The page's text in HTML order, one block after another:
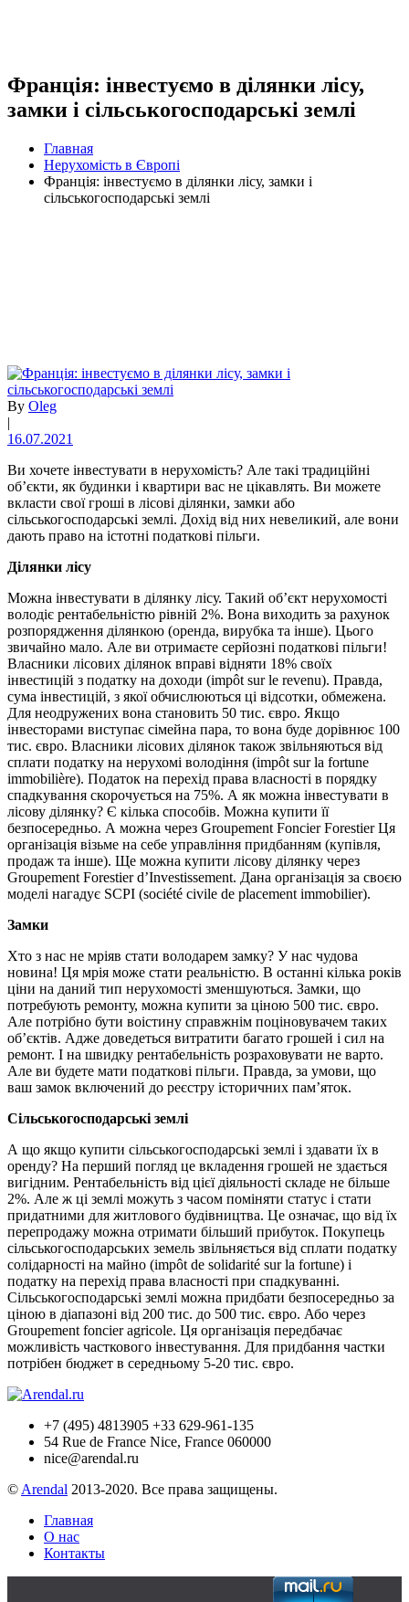
Франція: інвестуємо в ділянки лісу,
замки і сільськогосподарські землі
Главная
Нерухомість в Європі
Франція: інвестуємо в ділянки лісу, замки і
сільськогосподарські землі
By Oleg
|
16.07.2021
Ви хочете інвестувати в нерухомість? Але такі традиційні
об’єкти, як будинки і квартири вас не цікавлять. Ви можете
вкласти свої гроші в лісові ділянки, замки або
сільськогосподарські землі. Дохід від них невеликий, але вони
дають право на істотні податкові пільги.
Ділянки лісу
Можна інвестувати в ділянку лісу. Такий об’єкт нерухомості
володіє рентабельністю рівній 2%. Вона виходить за рахунок
розпорядження ділянкою (оренда, вирубка та інше). Цього
звичайно мало. Але ви отримаєте серйозні податкові пільги!
Власники лісових ділянок вправі відняти 18% своїх
інвестицій з податку на доходи (impôt sur le revenu). Правда,
сума інвестицій, з якої обчислюються ці відсотки, обмежена.
Для неодружених вона становить 50 тис. євро. Якщо
інвесторами виступає сімейна пара, то вона буде дорівнює 100
тис. євро. Власники лісових ділянок також звільняються від
сплати податку на нерухомі володіння (impôt sur la fortune
immobilière). Податок на перехід права власності в порядку
спадкування скорочується на 75%. А як можна інвестувати в
лісову ділянку? Є кілька способів. Можна купити її
безпосередньо. А можна через Groupement Foncier Forestier Ця
організація візьме на себе управління придбанням (купівля,
продаж та інше). Ще можна купити лісову ділянку через
Groupement Forestier d’Investissement. Дана організація за своєю
моделі нагадує SCPI (société civile de placement immobilier).
Замки
Хто з нас не мріяв стати володарем замку? У нас чудова
новина! Ця мрія може стати реальністю. В останні кілька років
ціни на даний тип нерухомості зменшуються. Замки, що
потребують ремонту, можна купити за ціною 500 тис. євро.
Але потрібно бути воістину справжнім поціновувачем таких
об’єктів. Адже доведеться витратити багато грошей і сил на
ремонт. І на швидку рентабельність розраховувати не варто.
Але ви будете мати податкові пільги. Правда, за умови, що
ваш замок включений до реєстру історичних пам’яток.
Сільськогосподарські землі
А що якщо купити сільськогосподарські землі і здавати їх в
оренду? На перший погляд це вкладення грошей не здається
вигідним. Рентабельність від цієї діяльності складе не більше
2%. Але ж ці землі можуть з часом поміняти статус і стати
придатними для житлового будівництва. Це означає, що від їх
перепродажу можна отримати більший прибуток. Покупець
сільськогосподарських земель звільняється від сплати податку
солідарності на майно (impôt de solidarité sur la fortune) і
податку на перехід права власності при спадкуванні.
Сільськогосподарські землі можна придбати безпосередньо за
ціною в діапазоні від 200 тис. до 500 тис. євро. Або через
Groupement foncier agricole. Ця організація передбачає
можливість часткового інвестування. Для придбання частки
потрібен бюджет в середньому 5-20 тис. євро.
+7 (495) 4813905 +33 629-961-135
54 Rue de France Nice, France 060000
nice@arendal.ru
© Arendal 2013-2020. Все права защищены.
Главная
О нас
Контакты